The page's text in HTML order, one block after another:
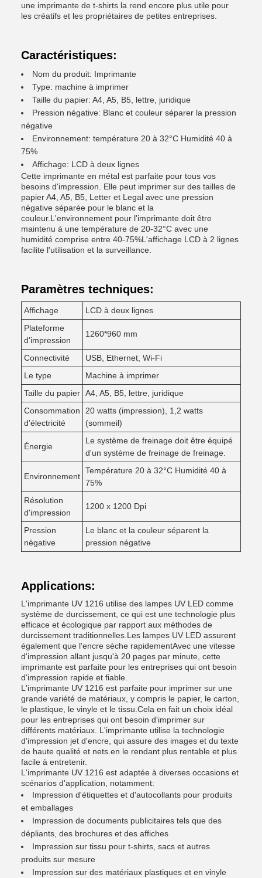
une imprimante de t-shirts la rend encore plus utile pour
les créatifs et les propriétaires de petites entreprises.
Caractéristiques:
Nom du produit: Imprimante
Type: machine à imprimer
Taille du papier: A4, A5, B5, lettre, juridique
Pression négative: Blanc et couleur séparer la pression
négative
Environnement: température 20 à 32°C Humidité 40 à
75%
Affichage: LCD à deux lignes
Cette imprimante en métal est parfaite pour tous vos
besoins d'impression. Elle peut imprimer sur des tailles de
papier A4, A5, B5, Letter et Legal avec une pression
négative séparée pour le blanc et la
couleur.L'environnement pour l'imprimante doit être
maintenu à une température de 20-32°C avec une
humidité comprise entre 40-75%L'affichage LCD à 2 lignes
facilite l'utilisation et la surveillance.
Paramètres techniques:
Affichage
LCD à deux lignes
Plateforme
d'impression
1260*960 mm
Connectivité
USB, Ethernet, Wi-Fi
Le type
Machine à imprimer
Taille du papier A4, A5, B5, lettre, juridique
Consommation
d'électricité
20 watts (impression), 1,2 watts
(sommeil)
Énergie
Le système de freinage doit être équipé
d'un système de freinage de freinage.
Environnement
Température 20 à 32°C Humidité 40 à
75%
Résolution
d'impression
1200 x 1200 Dpi
Pression
négative
Le blanc et la couleur séparent la
pression négative
Applications:
L'imprimante UV 1216 utilise des lampes UV LED comme
système de durcissement, ce qui est une technologie plus
efficace et écologique par rapport aux méthodes de
durcissement traditionnelles.Les lampes UV LED assurent
également que l'encre sèche rapidementAvec une vitesse
d'impression allant jusqu'à 20 pages par minute, cette
imprimante est parfaite pour les entreprises qui ont besoin
d'impression rapide et fiable.
L'imprimante UV 1216 est parfaite pour imprimer sur une
grande variété de matériaux, y compris le papier, le carton,
le plastique, le vinyle et le tissu.Cela en fait un choix idéal
pour les entreprises qui ont besoin d'imprimer sur
différents matériaux. L'imprimante utilise la technologie
d'impression jet d'encre, qui assure des images et du texte
de haute qualité et nets.en le rendant plus rentable et plus
facile à entretenir.
L'imprimante UV 1216 est adaptée à diverses occasions et
scénarios d'application, notamment:
Impression d'étiquettes et d'autocollants pour produits
et emballages
Impression de documents publicitaires tels que des
dépliants, des brochures et des affiches
Impression sur tissu pour t-shirts, sacs et autres
produits sur mesure
Impression sur des matériaux plastiques et en vinyle